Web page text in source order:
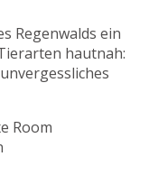
Regenwalds ein
hautnah:
Room